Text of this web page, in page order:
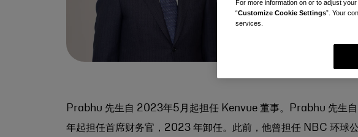
Prabhu 先生自 2023年5月起担任 Kenvue 董事。Prabhu 先生
年起担任首席财务官，2023 年卸任。此前，他曾担任 NBC 环球
For more information on or to adjust
“Customize Cookie Settings”. Your
services.